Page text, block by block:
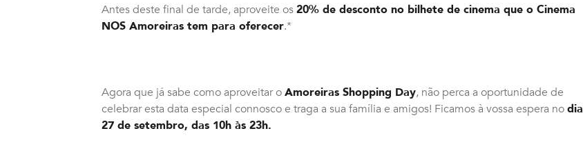
Antes deste final de tarde, aproveite os20% de desconto no bilhete de cinema que o Cinema
NOS Amoreiras tem para oferecer.*
Agora que já sabe como aproveitar oAmoreiras Shopping Day, não perca a oportunidade de
celebrar esta data especial connosco e traga a sua família e amigos! Ficamos à vossa espera nodia
27 de setembro, das 10h às 23h.